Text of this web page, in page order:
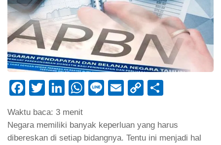
Facebook
Twitter
LinkedIn
WhatsApp
LineEmail
Copy
Waktu baca: 3 menit
Negara memiliki banyak keperluan yang harus
dibereskan di setiap bidangnya. Tentu ini menjadi hal